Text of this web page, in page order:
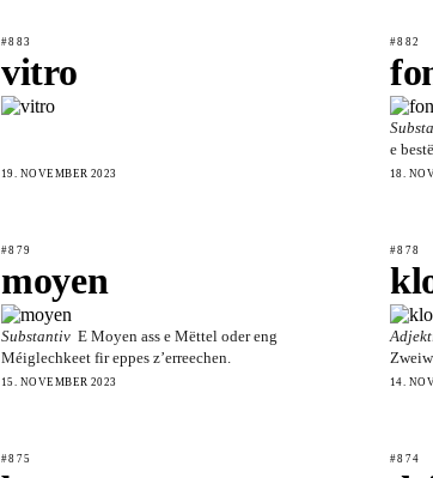
#883
vitro
19. NOVEMBER 2023
#882
e
18.
#879
moyen
Substantiv E Moyen ass e Mëttel oder eng
Méiglechkeet fir eppes z’erreechen.
15. NOVEMBER 2023
#878
14.
#875 #874